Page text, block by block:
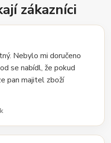
zákazníci
Nebylo mi doručeno
se nabídl, že pokud
pan majitel zboží